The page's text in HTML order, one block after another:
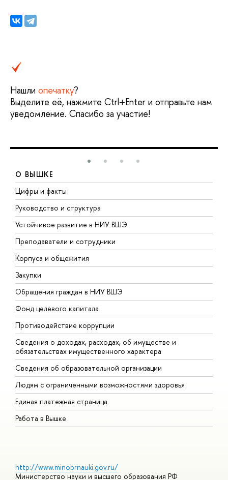
Нашли опечатку?
Выделите её, нажмите Ctrl+Enter и отправьте нам
уведомление. Спасибо за участие!
О ВЫШКЕ
Цифры и факты
Руководство и структура
Устойчивое развитие в НИУ ВШЭ
Преподаватели и сотрудники
Корпуса и общежития
Закупки
Обращения граждан в НИУ ВШЭ
Фонд целевого капитала
Противодействие коррупции
Сведения о доходах, расходах, об имуществе и
обязательствах имущественного характера
Сведения об образовательной организации
Людям с ограниченными возможностями здоровья
Единая платежная страница
Работа в Вышке
http://www.minobrnauki.gov.ru/
Министерство науки и высшего образования РФ